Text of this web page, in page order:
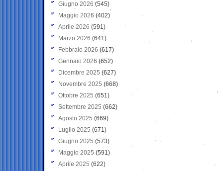
Giugno 2026 (545)
Maggio 2026 (402)
Aprile 2026 (591)
Marzo 2026 (641)
Febbraio 2026 (617)
Gennaio 2026 (652)
Dicembre 2025 (627)
Novembre 2025 (668)
Ottobre 2025 (651)
Settembre 2025 (662)
Agosto 2025 (669)
Luglio 2025 (671)
Giugno 2025 (573)
Maggio 2025 (591)
Aprile 2025 (622)